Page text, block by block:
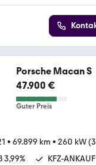
Porsche Macan S
47.900 €
Guter Preis
• 69.899 km • 260 kW
3,99%
KFZ-ANKAUF